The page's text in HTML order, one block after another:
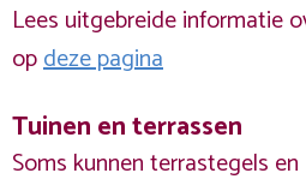
Lees uitgebreide informatie
opdeze pagina
Tuinen en terrassen
Soms kunnen terrastegels en